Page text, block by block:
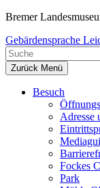
Zum
springen
Bremer
Gebärdensprache
Zurück Menü
Besuch
Adresse
Fockes
Park